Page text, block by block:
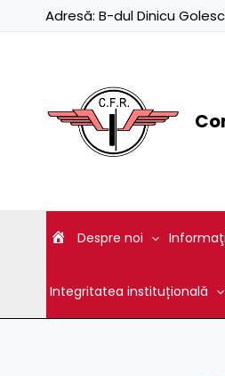
Adresă: B-dul Dinicu
Despre noi
Integritatea instituțională